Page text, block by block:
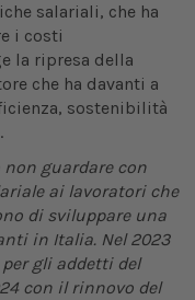
salariali, che ha
i costi
la ripresa della
che ha davanti a
sostenibilità
non guardare con
ai lavoratori che
di sviluppare una
in Italia. Nel 2023
gli addetti del
con il rinnovo del